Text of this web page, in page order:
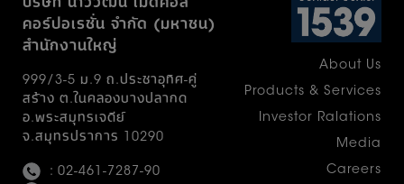
นำวิวัฒน์ ที่มุ่งมั่นไปที่เป้าหมายเดียวกันเพื่อให้
องค์กรเติบโตไปข้างหน้า พร้อมอยู่เบื้องหลังระบบ
สาธารณสุขที่ดียิ่งขึ้น Deliver Better Health
Solution
บริษัท นำวิวัฒน์ เมดิคอล
คอร์ปอเรชั่น จำกัด (มหาชน)
สำนักงานใหญ่
999/3-5 ม.9 ถ.ประชาอุทิศ-คู่
สร้าง ต.ในคลองบางปลากด
อ.พระสมุทรเจดีย์
จ.สมุทรปราการ 10290
: 02-461-7287-90
About Us
Products & Services
Investor Ralations
Media
Careers